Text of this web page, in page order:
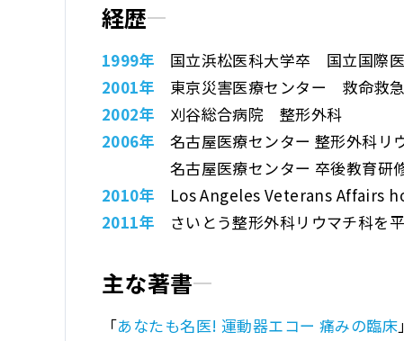
経歴
1999年 国立浜松医科大学卒
国立国際
2001年
東京災害医療センター
救命救
2002年
刈谷総合病院 整形外科
2006年
名古屋医療センター 整形外科リ
名古屋医療センター 卒後教育研
2010年
Los Angeles Veterans Affairs
2011年
さいとう整形外科リウマチ科を
主な著書
「あなたも名医! 運動器エコー 痛みの臨床」